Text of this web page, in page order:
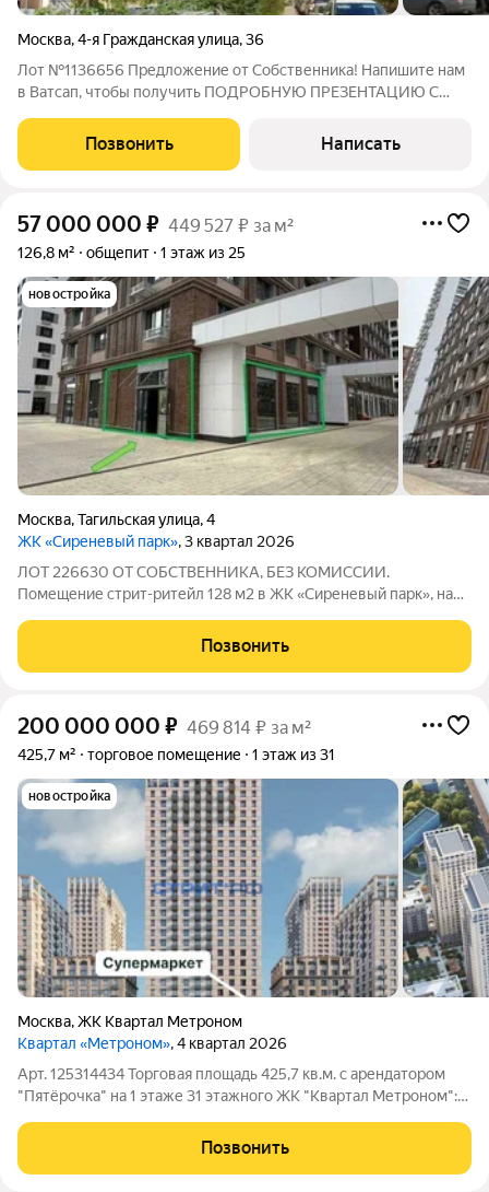
Москва,4-я Гражданская улица,36
Лот №1136656 Предложение от Собственника! Напишите нам
в Ватсап, чтобы получить ПОДРОБНУЮ ПРЕЗЕНТАЦИЮ С
аренды (ППА) на помещение 94 кв.м., расположенное в 20
минутах пешком от метро Преображенская площадь
Позвонить Написать
57 000 000 ₽ 449 527 ₽ за м²
126,8 м² общепит 1 этаж из 25
новостройка
Москва,Тагильская улица,4
ЖК «Сиреневый парк», 3 квартал 2026
ЛОТ 226630 ОТ СОБСТВЕННИКА, БЕЗ КОМИССИИ.
Помещение стрит-ритейл 128 м2 в ЖК «Cиpеневый парк», на
от м. «Бульвар Рокоссовского». Рядом - отсутствие
конкуренции: клиентами будут жители старого
Позвонить
200 000 000 ₽ 469 814 ₽ за м²
425,7 м² торговое помещение 1 этаж из 31
новостройка
Москва,ЖК Квартал Метроном
Квартал «Метроном», 4 квартал 2026
Арт. 125314434 Торговая площадь 425,7 кв.м. с арендатором
"Пятёрочка" на 1 этаже 31 этажного ЖК "Квартал Метроном":
предчистовой отделке. Более 6 942 квартиры в радиусе 500
м. Первая линия.
Позвонить